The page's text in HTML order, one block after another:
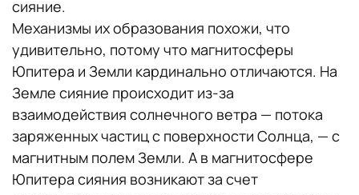
сияние.
Механизмы их образования похожи, что
удивительно, потому что магнитосферы
Юпитера и Земли кардинально отличаются. На
Земле сияние происходит из-за
взаимодействия солнечного ветра — потока
заряженных частиц с поверхности Солнца, — с
магнитным полем Земли. А в магнитосфере
Юпитера сияния возникают за счет